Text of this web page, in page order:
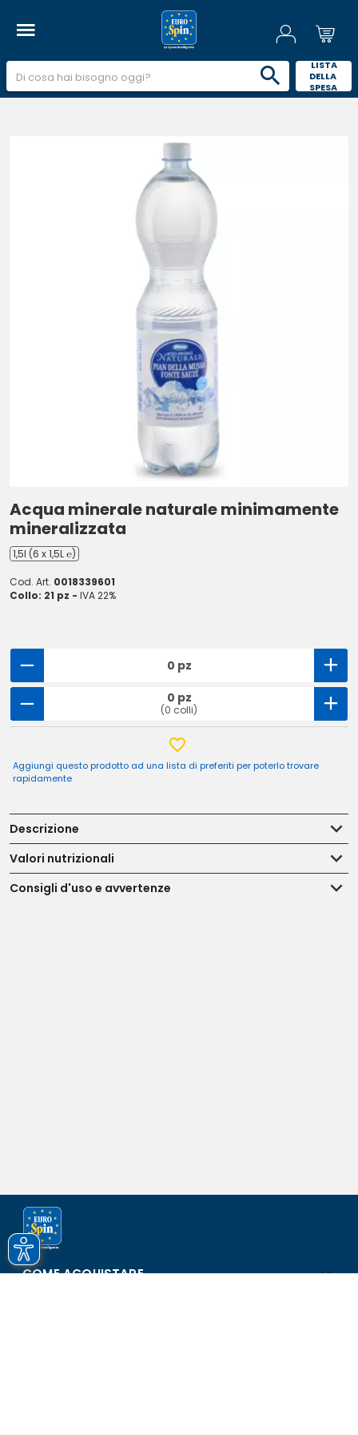
LISTA
DELLA
SPESA
Acqua minerale naturale minimamente
mineralizzata
1,5l (6 x 1,5L ℮)
Cod. Art. 0018339601
Collo: 21 pz - IVA 22%
0 pz
0 pz
(0 colli)
Aggiungi questo prodotto ad una lista di preferiti per poterlo trovare
rapidamente
Descrizione
Valori nutrizionali
Consigli d'uso e avvertenze
COME ACQUISTARE